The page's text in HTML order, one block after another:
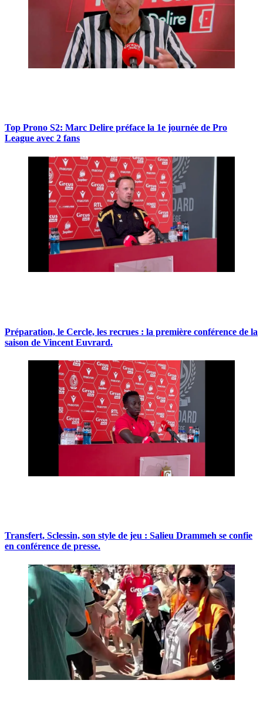
Top Prono S2: Marc Delire préface la 1e journée de Pro
League avec 2 fans
Préparation, le Cercle, les recrues : la première conférence de la
saison de Vincent Euvrard.
Transfert, Sclessin, son style de jeu : Salieu Drammeh se confie
en conférence de presse.